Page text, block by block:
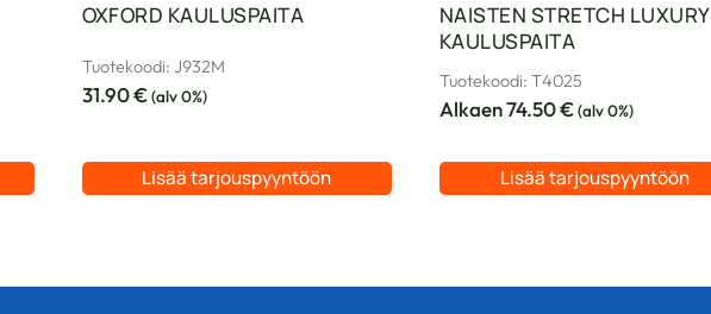
OXFORD KAULUSPAITA
Tuotekoodi: J932M
31.90€(alv 0%)
Lisää tarjouspyyntöön
NAISTEN STRETCH LUXURY
KAULUSPAITA
Tuotekoodi: T4025
Alkaen74.50€(alv 0%)
Lisää tarjouspyyntöön